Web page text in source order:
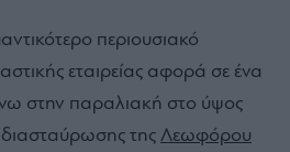
περιουσιακό
εταιρείας αφορά σε ένα
στην παραλιακή στο ύψος
διασταύρωσης της Λεωφόρου